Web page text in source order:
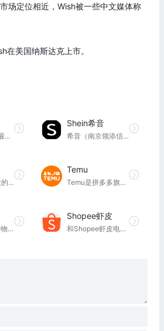
场定位相近，Wish被一些中文媒体称
在美国纳斯达克上市。
Wayfair是美国最大的家居电商平台，在全球有超过15,000家供应商为其旗下5大品牌提供产品和服务，并与1.2万个品牌达成合作。APP荣登美国下载量最大的购物应用榜单前10。
Shein希音
希音（南京领添信息技术有限公司）由许仰天于2008年在南京创立，最初品牌名称为Sheinside，主营婚纱礼服。2012年更名为Shein（希音）
Etsy是美国最大的销售手工工艺品的网站，网站集聚了一大批有影响力和号召力的手工艺术品设计师。在Etsy，寻找手工礼品、复古和流行服装、独特的珠宝等。
Temu
Temu是拼多多旗下的跨境电商平台，Temu意为“Team Up，Price Down”，与国内名拼多多的意思相近，即买的人越多，价格越低
Fanno是一个购物网站，以惊人的价格提供数以百万计的高品质产品。免费送货，无最低消费。
Shopee虾皮
和Shopee虾皮电商平台玩赚东南亚与台湾。Shopee提供一站式跨境卖家解决方案，巨量引流，自建物流SLS一站式解决跨境物流难题。周期打款，急速到账。